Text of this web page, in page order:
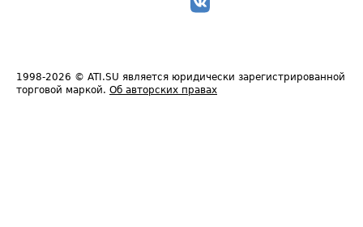
1998-2026 © ATI.SU является юридически зарегистрированной
торговой маркой. Об авторских правах